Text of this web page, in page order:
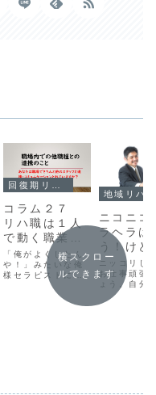
コラム２７
リハ職は１人
で動く職業で
はありません
「俺がよくしたん
や！」みたいな俺
様セラピストには
うんざりする。リ
ハビリテーション
は多職種連携が基
ニコニコ
ラヘラは
う！けど
い
ニッコリし
お仕事頑張
ょう。自分
しっかり鏡
いますか？
横スクロー
ルできます